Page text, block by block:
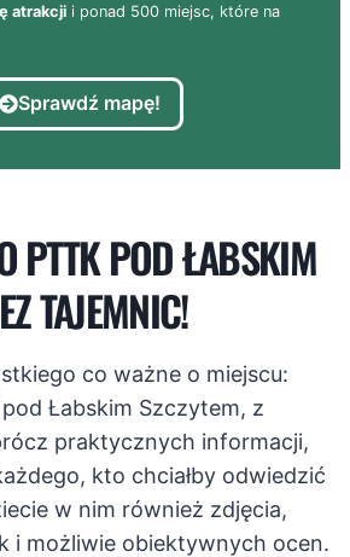
atrakcji i ponad 500 miejsc, które na
Sprawdź mapę!
PTTK POD ŁABSKIM
TAJEMNIC!
co ważne o miejscu:
Łabskim Szczytem, z
praktycznych informacji,
kto chciałby odwiedzić
w nim również zdjęcia,
i możliwie obiektywnych ocen.